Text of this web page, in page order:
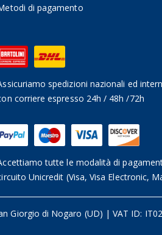
di pagamento
spedizioni nazionali ed
corriere espresso 24h / 48h /72h
tutte le modalità di
Unicredit (Visa, Visa Electronic,
Giorgio di Nogaro (UD) |VAT ID: